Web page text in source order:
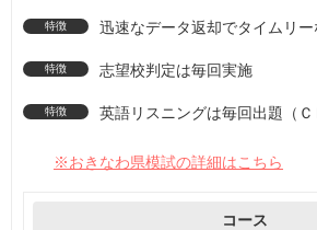
迅速なデータ返却でタイムリ
志望校判定は毎回実施
英語リスニングは毎回出題（Ｃ
※おきなわ県模試の詳細はこちら
コース